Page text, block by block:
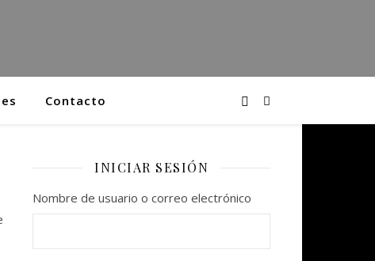
Contacto
INICIAR SESIÓN
Nombre de usuario o correo electrónico